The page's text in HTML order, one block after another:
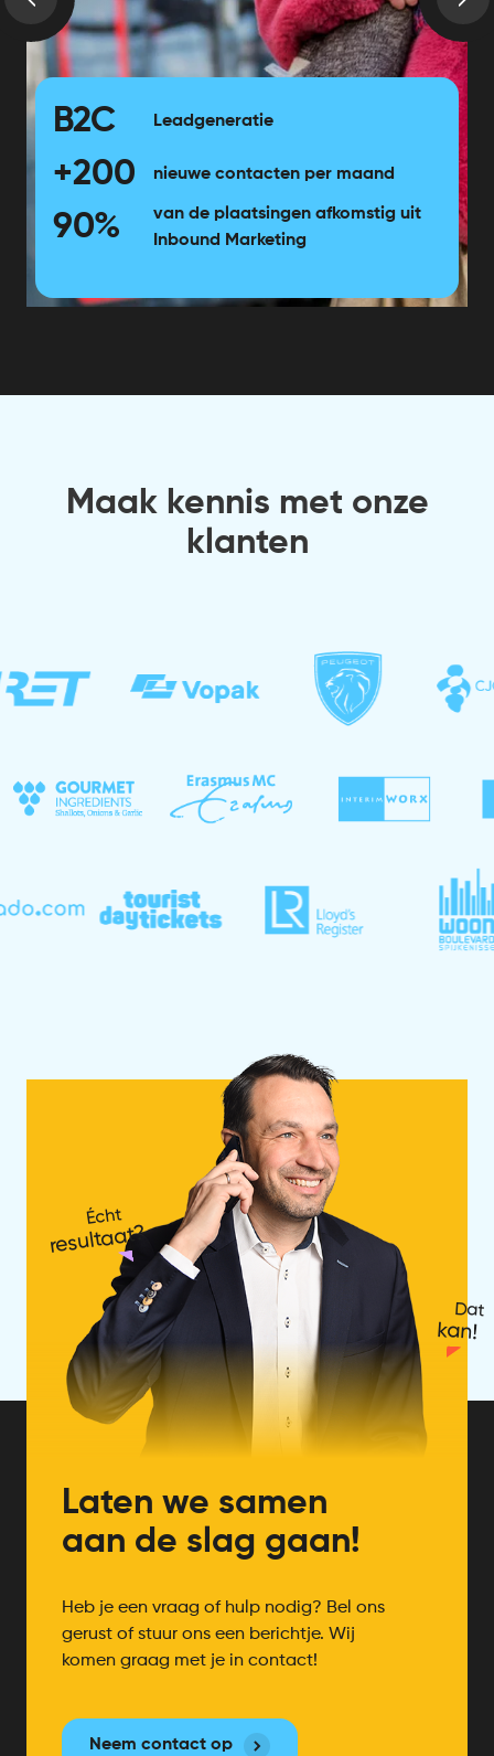
B2C Leadgeneratie
+200 nieuwe contacten per maand
90%
van de plaatsingen afkomstig uit
Inbound Marketing
Maak kennis met onze
klanten
Écht
resultaat?
Dat
kan!
Laten we samen
aan de slag gaan!
Heb je een vraag of hulp nodig? Bel ons
gerust of stuur ons een berichtje. Wij
komen graag met je in contact!
Neem contact op